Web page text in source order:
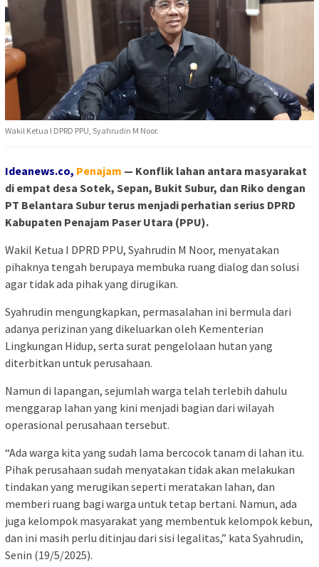
Wakil Ketua I DPRD PPU, Syahrudin M Noor.
Ideanews.co, Penajam — Konflik lahan antara masyarakat
di empat desa Sotek, Sepan, Bukit Subur, dan Riko dengan
PT Belantara Subur terus menjadi perhatian serius DPRD
Kabupaten Penajam Paser Utara (PPU).
Wakil Ketua I DPRD PPU, Syahrudin M Noor, menyatakan
pihaknya tengah berupaya membuka ruang dialog dan solusi
agar tidak ada pihak yang dirugikan.
Syahrudin mengungkapkan, permasalahan ini bermula dari
adanya perizinan yang dikeluarkan oleh Kementerian
Lingkungan Hidup, serta surat pengelolaan hutan yang
diterbitkan untuk perusahaan.
Namun di lapangan, sejumlah warga telah terlebih dahulu
menggarap lahan yang kini menjadi bagian dari wilayah
operasional perusahaan tersebut.
“Ada warga kita yang sudah lama bercocok tanam di lahan itu.
Pihak perusahaan sudah menyatakan tidak akan melakukan
tindakan yang merugikan seperti meratakan lahan, dan
memberi ruang bagi warga untuk tetap bertani. Namun, ada
juga kelompok masyarakat yang membentuk kelompok kebun,
dan ini masih perlu ditinjau dari sisi legalitas,” kata Syahrudin,
Senin (19/5/2025).